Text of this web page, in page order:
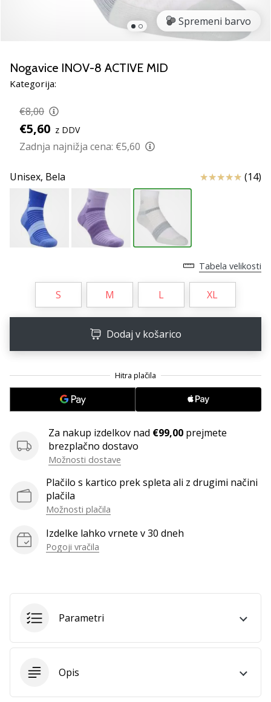
kot
brend
Prikaži
članke
Spremeni barvo
Nogavice INOV-8 ACTIVE MID
Kategorija:
€8,00
€5,60 z DDV
Zadnja najnižja cena: €5,60
Unisex, Bela Ocena izdelka
(14)
Tabela velikosti
S M L XL
Dodaj v košarico
Za nakup izdelkov nad €99,00 prejmete
brezplačno dostavo
Možnosti dostave
Plačilo s kartico prek spleta ali z drugimi načini
plačila
Možnosti plačila
Izdelke lahko vrnete v 30 dneh
Pogoji vračila
Parametri
Opis